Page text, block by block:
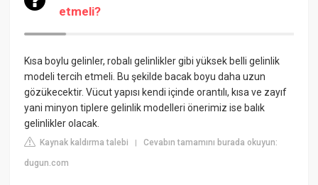
etmeli?
Kısa boylu gelinler, robalı gelinlikler gibi yüksek belli gelinlik
modeli tercih etmeli. Bu şekilde bacak boyu daha uzun
gözükecektir. Vücut yapısı kendi içinde orantılı, kısa ve zayıf
yani minyon tiplere gelinlik modelleri önerimiz ise balık
gelinlikler olacak.
Kaynak kaldırma talebi |Cevabın tamamını burada okuyun:
dugun.com